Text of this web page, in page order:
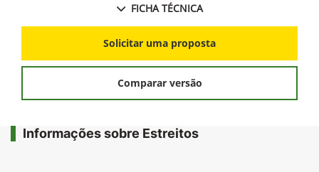
FICHA TÉCNICA
Solicitar uma proposta
Comparar versão
Informações sobre Estreitos